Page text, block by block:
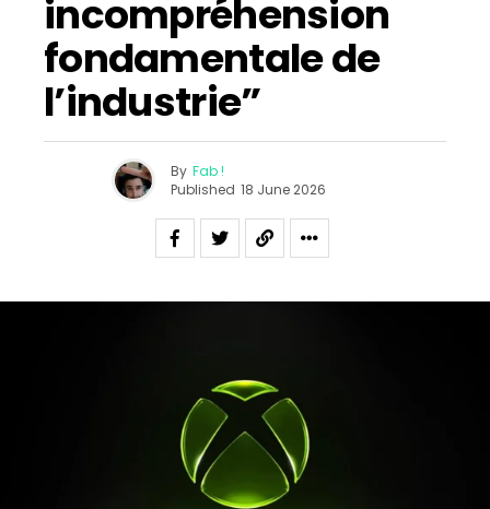
incompréhension
fondamentale de
l’industrie”
By Fab !
Published 18 June 2026